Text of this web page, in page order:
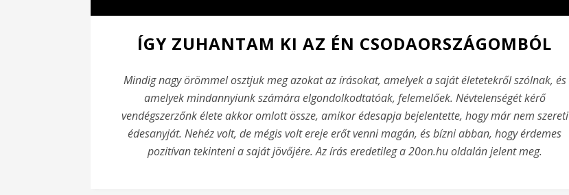
ÍGY ZUHANTAM KI AZ ÉN CSODAORSZÁGOMBÓL
Mindig nagy örömmel osztjuk meg azokat az írásokat, amelyek a saját életetekről szólnak, és
amelyek mindannyiunk számára elgondolkodtatóak, felemelőek. Névtelenségét kérő
vendégszerzőnk élete akkor omlott össze, amikor édesapja bejelentette, hogy már nem szereti
édesanyját. Nehéz volt, de mégis volt ereje erőt venni magán, és bízni abban, hogy érdemes
pozitívan tekinteni a saját jövőjére. Az írás eredetileg a 20on.hu oldalán jelent meg.